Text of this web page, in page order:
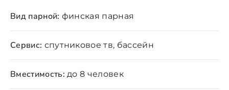
Вид парной: финская парная
Сервис: спутниковое тв, бассейн
Вместимость: до 8 человек